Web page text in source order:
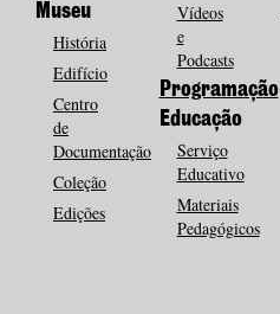
Museu
História
Edifício
Centro
de
Documentação
Coleção
Edições
Vídeos
e
Podcasts
Programação
Educação
Serviço
Educativo
Materiais
Pedagógicos